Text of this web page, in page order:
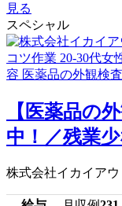
見る
スペシャル
【医薬品の
中！／残業
株式会社イカイア